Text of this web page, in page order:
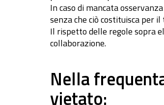
In caso di mancata
senza che ciò costituisca per
Il rispetto delle regole sopra
collaborazione.
Nella
vietato: